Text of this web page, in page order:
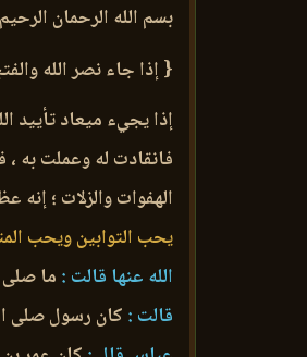
بسم الله الرحمان الرحيم
{ إذا جاء نصر الله
إذا يجيء ميعاد تأييد
فانقادت له وعملت به
الهفوات والزلات ؛
يحب التوابين ويحب
الله عنها قالت :ما صلى
قالت :كان رسول صلى